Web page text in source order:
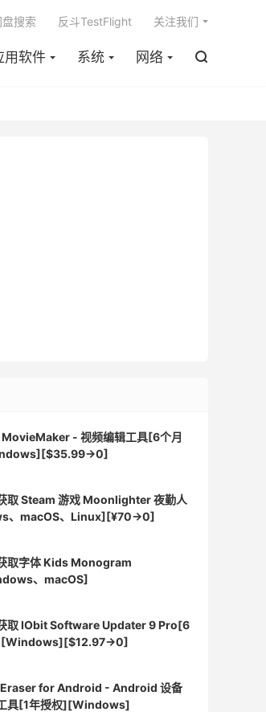
用软件 系统 网络 
盘搜索 反斗TestFlight 关注我们
- 视频编辑工具[6个月
取 Steam 游戏 Moonlighter 夜勤人
、macOS、Linux][¥70→0]
取字体 Kids Monogram
、macOS]
取 IObit Software Updater 9 Pro[6
for Android - Android 设备
具[1年授权][Windows]